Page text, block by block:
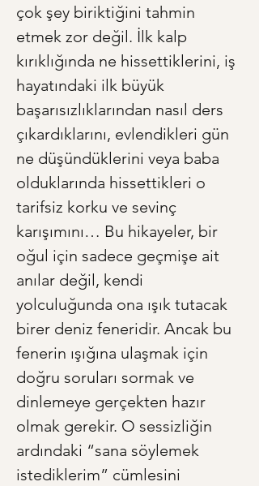
çok şey biriktiğini tahmin
etmek zor değil. İlk kalp
kırıklığında ne hissettiklerini, iş
hayatındaki ilk büyük
başarısızlıklarından nasıl ders
çıkardıklarını, evlendikleri gün
ne düşündüklerini veya baba
olduklarında hissettikleri o
tarifsiz korku ve sevinç
karışımını… Bu hikayeler, bir
oğul için sadece geçmişe ait
anılar değil, kendi
yolculuğunda ona ışık tutacak
birer deniz feneridir. Ancak bu
fenerin ışığına ulaşmak için
doğru soruları sormak ve
dinlemeye gerçekten hazır
olmak gerekir. O sessizliğin
ardındaki “sana söylemek
istediklerim” cümlesini